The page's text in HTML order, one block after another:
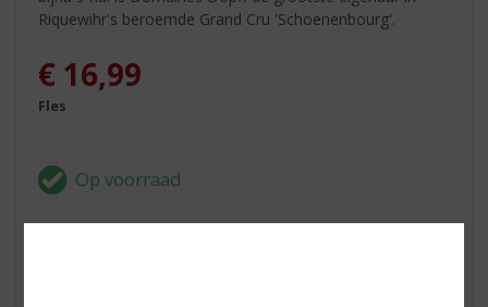
Riquewihr's beroemde Grand Cru 'Schoenenbourg'.
€ 16,99
Fles